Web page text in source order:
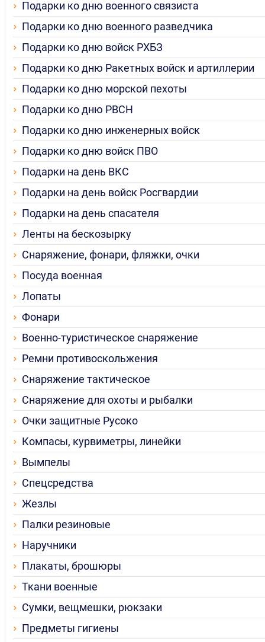
Подарки ко дню военного связиста
Подарки ко дню военного разведчика
Подарки ко дню войск РХБЗ
Подарки ко дню Ракетных войск и артиллерии
Подарки ко дню морской пехоты
Подарки ко дню РВСН
Подарки ко дню инженерных войск
Подарки ко дню войск ПВО
Подарки на день ВКС
Подарки на день войск Росгвардии
Подарки на день спасателя
Ленты на бескозырку
Снаряжение, фонари, фляжки, очки
Посуда военная
Лопаты
Фонари
Военно-туристическое снаряжение
Ремни противоскольжения
Снаряжение тактическое
Снаряжение для охоты и рыбалки
Очки защитные Русоко
Компасы, курвиметры, линейки
Вымпелы
Спецсредства
Жезлы
Палки резиновые
Наручники
Плакаты, брошюры
Ткани военные
Сумки, вещмешки, рюкзаки
Предметы гигиены